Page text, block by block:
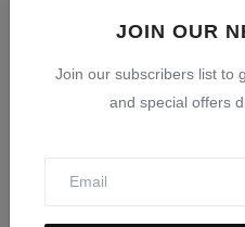
JOIN OUR
Join our subscribers list to
and special offers
Tanggal Idul Adha 2026: